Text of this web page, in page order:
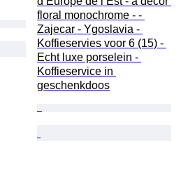
floral monochrome - -
Zajecar - Ygoslavia -
Koffieservies voor 6 (15) -
Echt luxe porselein -
Koffieservice in
geschenkdoos